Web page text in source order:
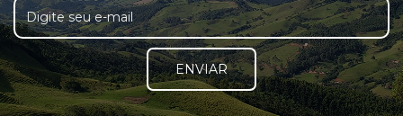
ENVIAR